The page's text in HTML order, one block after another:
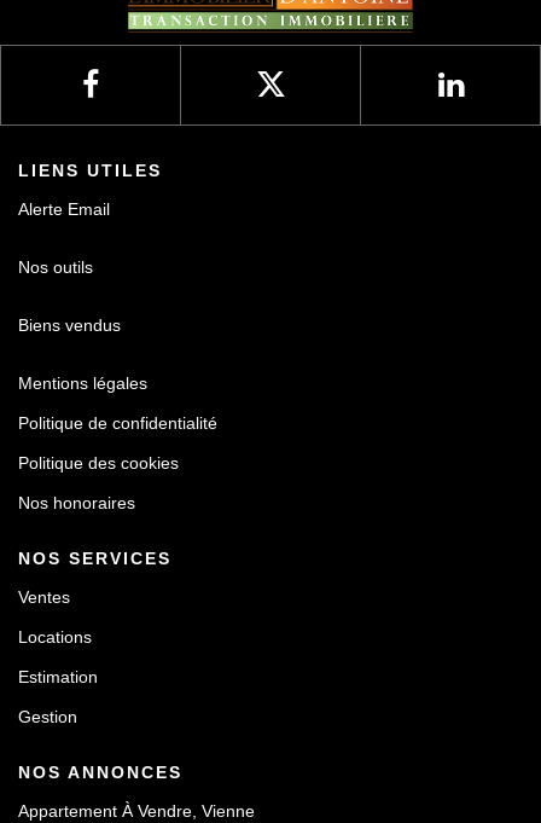
LIENS UTILES
Alerte Email
Nos outils
Biens vendus
Mentions légales
Politique de confidentialité
Politique des cookies
Nos honoraires
NOS SERVICES
Ventes
Locations
Estimation
Gestion
NOS ANNONCES
Appartement À Vendre, Vienne